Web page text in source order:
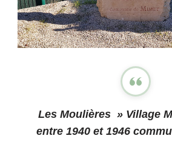
Les Moulières » Village
entre 1940 et 1946